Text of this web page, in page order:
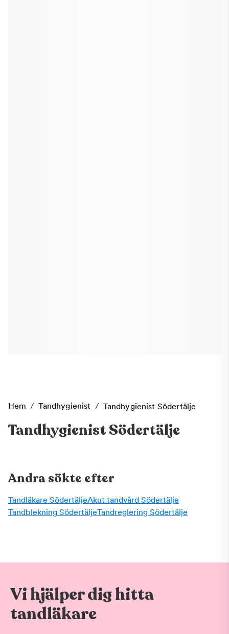
Hem / Tandhygienist / Tandhygienist Södertälje
Tandhygienist Södertälje
Andra sökte efter
Tandläkare SödertäljeAkut tandvård Södertälje
Tandblekning SödertäljeTandreglering Södertälje
Vi hjälper dig hitta
tandläkare